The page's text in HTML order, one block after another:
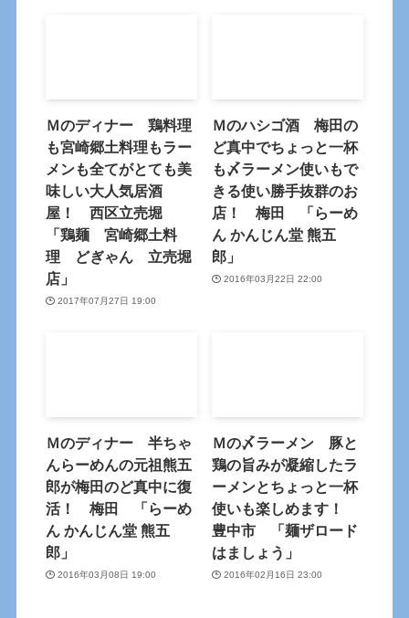
Ｍのディナー 鶏料理
も宮崎郷土料理もラー
メンも全てがとても美
味しい大人気居酒
屋！ 西区立売堀
「鶏麺 宮崎郷土料
理 どぎゃん 立売堀
店」
2017年07月27日 19:00
Ｍのハシゴ酒 梅田の
ど真中でちょっと一杯
も〆ラーメン使いもで
きる使い勝手抜群のお
店！ 梅田 「らーめ
ん かんじん堂 熊五
郎」
2016年03月22日 22:00
Ｍのディナー 半ちゃ
んらーめんの元祖熊五
郎が梅田のど真中に復
活！ 梅田 「らーめ
ん かんじん堂 熊五
郎」
2016年03月08日 19:00
Ｍの〆ラーメン 豚と
鶏の旨みが凝縮したラ
ーメンとちょっと一杯
使いも楽しめます！
豊中市 「麺ザロード
はましょう」
2016年02月16日 23:00